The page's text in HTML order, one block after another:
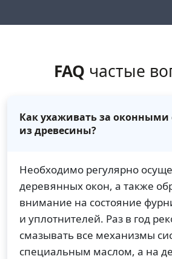
FAQ частые
Как ухаживать за
из древесины?
Необходимо регулярно
деревянных окон, а также
внимание на состояние
и уплотнителей. Раз в год
смазывать все механизмы
специальным маслом, а на